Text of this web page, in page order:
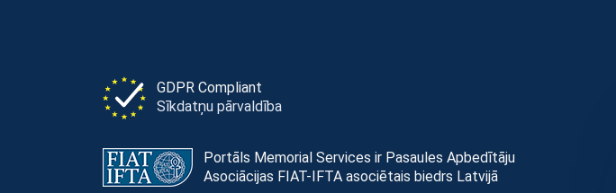
GDPR Compliant
Sīkdatņu pārvaldība
Portāls Memorial Services ir Pasaules Apbedītāju
Asociācijas FIAT-IFTA asociētais biedrs Latvijā